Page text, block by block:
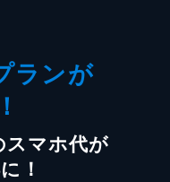
ランが
スマホ代が
！